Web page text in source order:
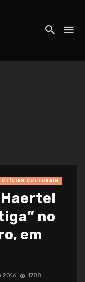
CULTURAIS
no
em
2016
1788